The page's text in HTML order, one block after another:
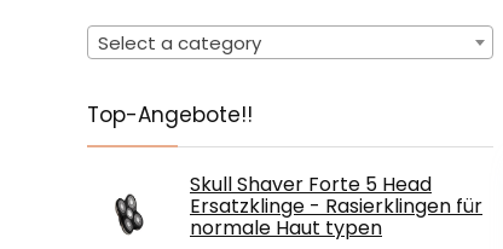
Select a category
Top-Angebote!!
Skull Shaver Forte 5 Head
Ersatzklinge - Rasierklingen für
normale Haut typen